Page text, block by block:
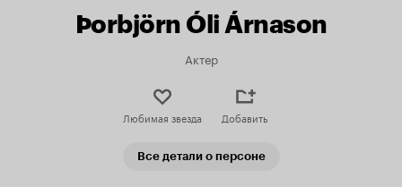
Þorbjörn Óli Árnason
Актер
Любимая звезда Добавить
Все детали о персоне